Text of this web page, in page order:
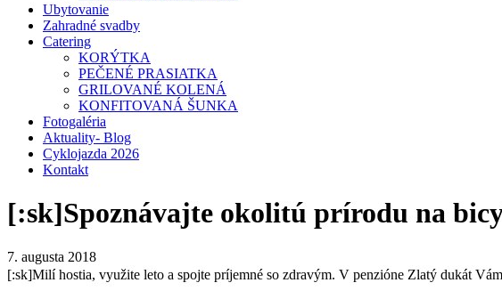
Ubytovanie
Zahradné svadby
Catering
KORÝTKA
PEČENÉ PRASIATKA
GRILOVANÉ KOLENÁ
KONFITOVANÁ ŠUNKA
Fotogaléria
Aktuality- Blog
Cyklojazda 2026
Kontakt
[:sk]Spoznávajte okolitú prírodu na
7. augusta 2018
[:sk]Milí hostia, využite leto a spojte príjemné so zdravým. V penzióne Zlatý dukát